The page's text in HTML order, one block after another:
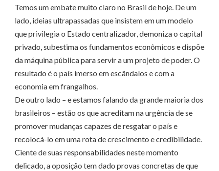
Temos um embate muito claro no Brasil de hoje. De um
lado, ideias ultrapassadas que insistem em um modelo
que privilegia o Estado centralizador, demoniza o capital
privado, subestima os fundamentos econômicos e dispõe
da máquina pública para servir a um projeto de poder. O
resultado é o país imerso em escândalos e com a
economia em frangalhos.
De outro lado – e estamos falando da grande maioria dos
brasileiros – estão os que acreditam na urgência de se
promover mudanças capazes de resgatar o país e
recolocá-lo em uma rota de crescimento e credibilidade.
Ciente de suas responsabilidades neste momento
delicado, a oposição tem dado provas concretas de que